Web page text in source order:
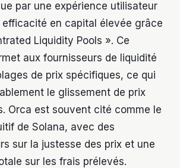
par une expérience utilisateur
en capital élevée grâce
Liquidity Pools ». Ce
aux fournisseurs de liquidité
de prix spécifiques, ce qui
le glissement de prix
Orca est souvent cité comme le
de Solana, avec des
sur la justesse des prix et une
sur les frais prélevés.